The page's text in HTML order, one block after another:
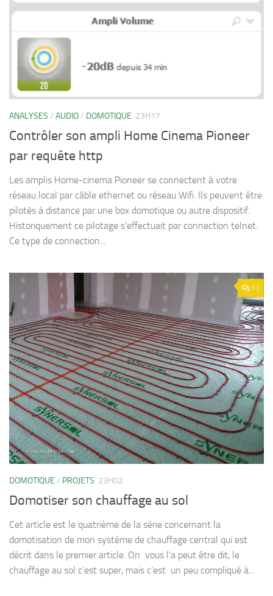
ANALYSES / AUDIO/ DOMOTIQUE 23H17
Contrôler son ampli Home Cinema Pioneer
par requête http
Les amplis Home-cinema Pioneer se connectent à votre
réseau local par câble ethernet ou réseau Wifi. Ils peuvent être
pilotés à distance par une box domotique ou autre dispositif.
Historiquement ce pilotage s’effectuait par connection telnet.
Ce type de connection...
11
DOMOTIQUE / PROJETS 23H02
Domotiser son chauffage au sol
Cet article est le quatrième de la série concernant la
domotisation de mon système de chauffage central qui est
décrit dans le premier article. On vous l’a peut être dit, le
chauffage au sol c’est super, mais c’est un peu compliqué à...